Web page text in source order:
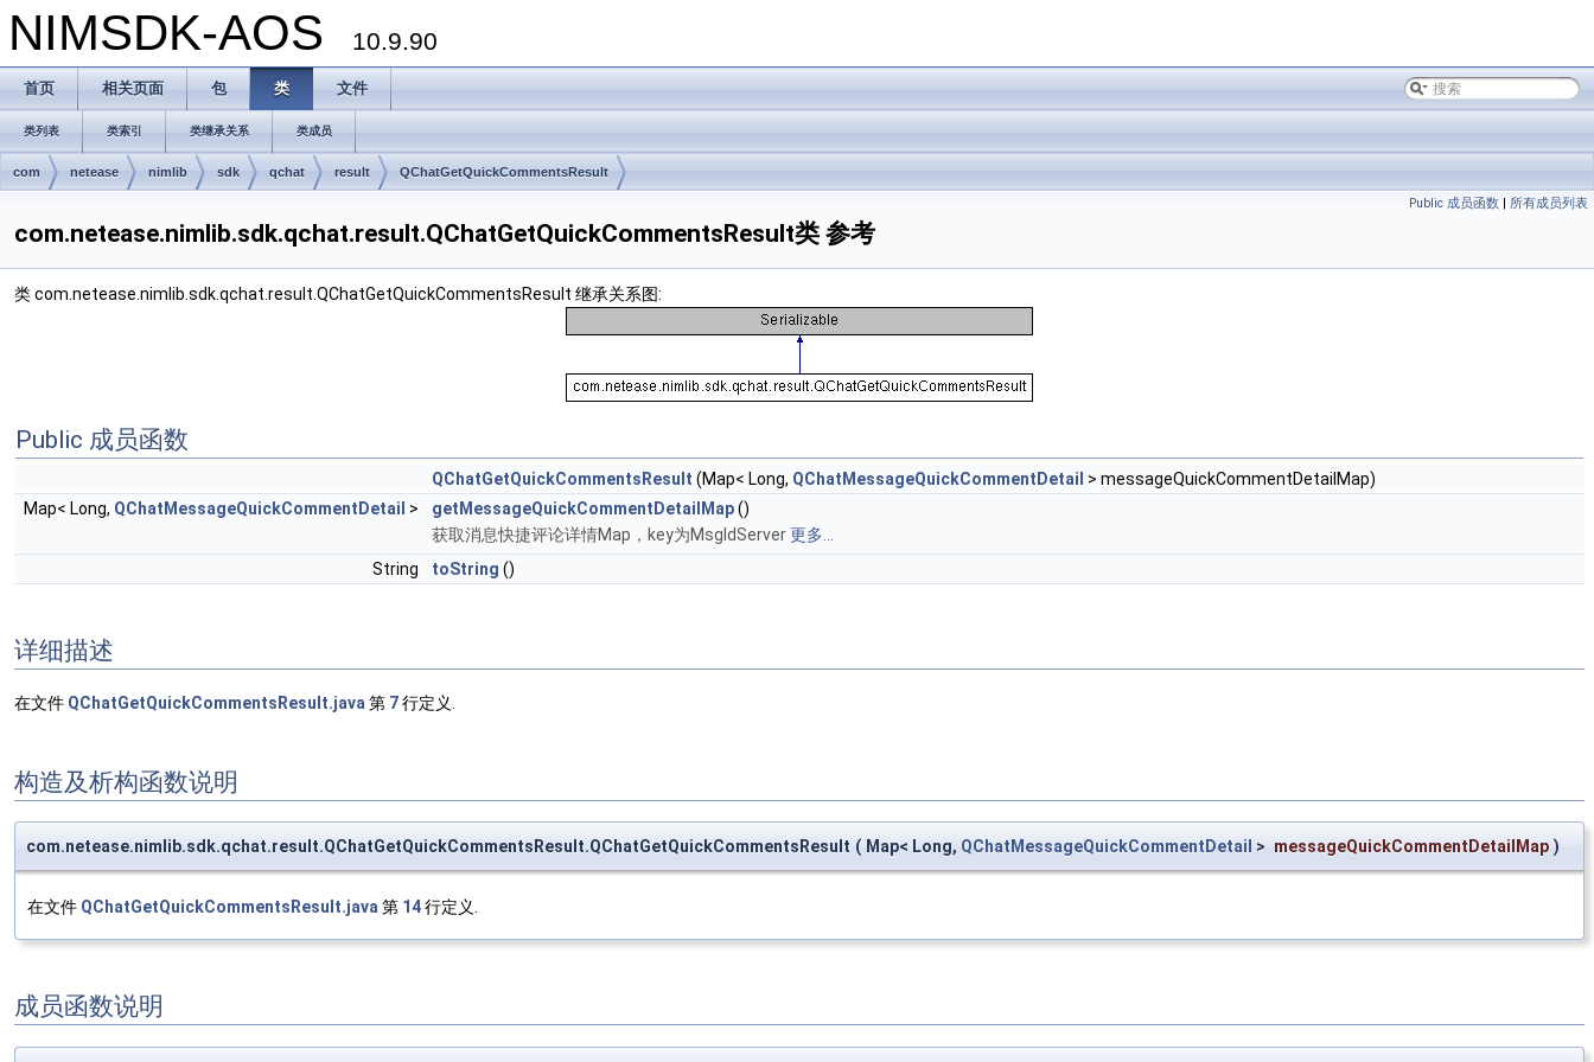
NIMSDK-AOS 10.9.90
首页 相关页面 包 类 文件
类列表 类索引 类继承关系 类成员
com netease nimlib sdk qchat result QChatGetQuickCommentsResult
Public 成员函数 | 所有成员列表
com.netease.nimlib.sdk.qchat.result.QChatGetQuickCommentsResult类 参考
类 com.netease.nimlib.sdk.qchat.result.QChatGetQuickCommentsResult 继承关系图:
Public 成员函数
QChatGetQuickCommentsResult (Map< Long, QChatMessageQuickCommentDetail > messageQuickCommentDetailMap)
Map< Long, QChatMessageQuickCommentDetail > getMessageQuickCommentDetailMap()
获取消息快捷评论详情Map，key为MsgIdServer更多...
String
toString ()
详细描述
在文件 QChatGetQuickCommentsResult.java 第 7行定义.
构造及析构函数说明
com.netease.nimlib.sdk.qchat.result.QChatGetQuickCommentsResult.QChatGetQuickCommentsResult ( Map< Long, QChatMessageQuickCommentDetail > messageQuickCommentDetailMap )
在文件 QChatGetQuickCommentsResult.java第 14行定义.
成员函数说明